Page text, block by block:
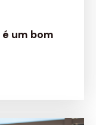
um bom